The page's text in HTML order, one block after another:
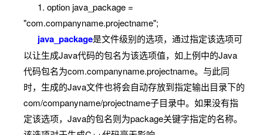
bool
string
A string must
always contain
UTF-8 encoded
or 7-bit ASCII
text.
string String
1. option java_package =
"com.companyname.projectname";
java_package是文件级别的选项，通过指定该选项可
以让生成Java代码的包名为该选项值，如上例中的Java
代码包名为com.companyname.projectname。与此同
时，生成的Java文件也将会自动存放到指定输出目录下的
com/companyname/projectname子目录中。如果没有指
定该选项，Java的包名则为package关键字指定的名称。